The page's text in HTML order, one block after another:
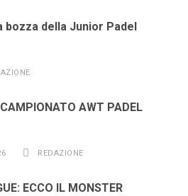
bozza della Junior Padel
AWT PADEL
REDAZIONE
ECCO IL MONSTER